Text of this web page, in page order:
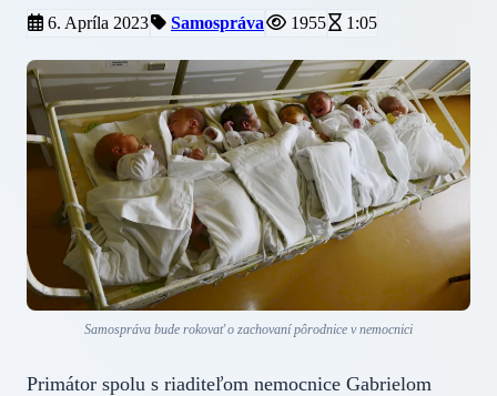
6. Apríla 2023 Samospráva 1955 1:05
Samospráva bude rokovať o zachovaní pôrodnice v nemocnici
Primátor spolu s riaditeľom nemocnice Gabrielom